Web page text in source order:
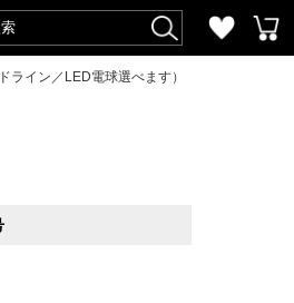
ライン／LED電球選べます）